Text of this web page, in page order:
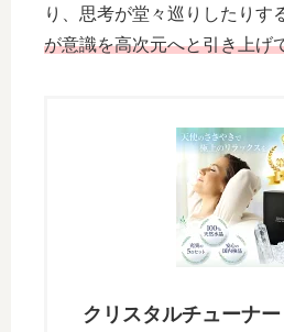
り、思考が堂々巡りしたりす
が意識を高次元へと引き上げ
クリスタルチューナ